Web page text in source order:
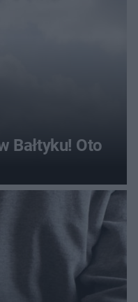
Bałtyku! Oto